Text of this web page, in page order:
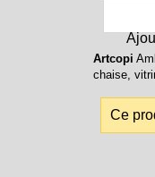
Artcopi
chaise,
Ce